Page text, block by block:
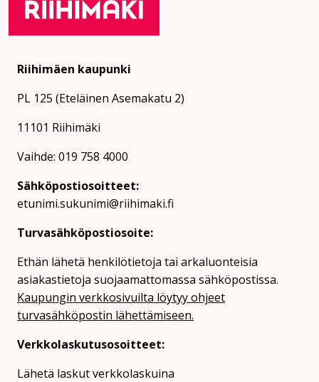
Riihimäen kaupunki
PL 125 (Eteläinen Asemakatu 2)
11101 Riihimäki
Vaihde: 019 758 4000
Sähköpostiosoitteet:
etunimi.sukunimi@riihimaki.fi
Turvasähköpostiosoite:
Ethän lähetä henkilötietoja tai arkaluonteisia
asiakastietoja suojaamattomassa sähköpostissa.
Kaupungin verkkosivuilta löytyy ohjeet
turvasähköpostin lähettämiseen.
Verkkolaskutusosoitteet:
Lähetä laskut verkkolaskuina